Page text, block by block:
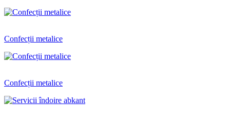
Confecții metalice
Confecții metalice